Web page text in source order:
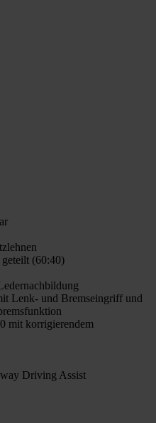
(60:40)
Lenk- und Bremseingriff und
mit korrigierendem
Driving Assist